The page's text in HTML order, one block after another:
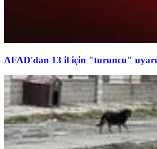
AFAD'dan 13 il için "turuncu" uyarı